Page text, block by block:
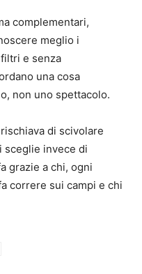
complementari,
meglio i
e senza
una cosa
non uno spettacolo.
di scivolare
sceglie invece di
grazie a chi, ogni
correre sui campi e chi